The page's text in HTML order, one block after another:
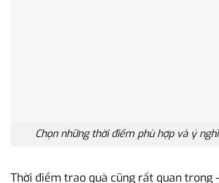
Chọn những thời điểm phù hợp và ý
Thời điểm trao quà cũng rất quan trọng